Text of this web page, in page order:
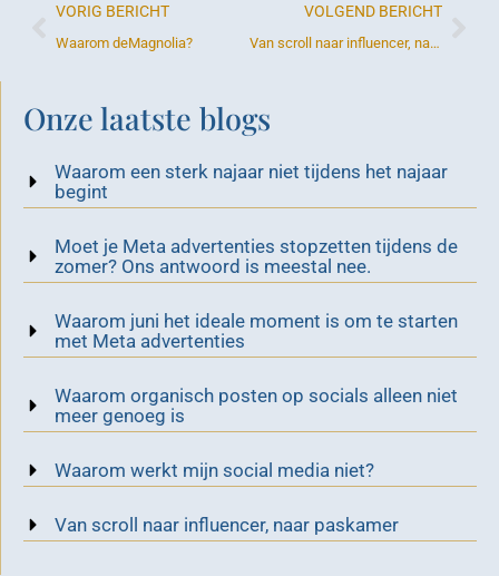
VORIG BERICHT
Waarom deMagnolia?
VOLGEND BERICHT
Van scroll naar influencer, naar paskamer
Onze laatste blogs
Waarom een sterk najaar niet tijdens het najaar
begint
Moet je Meta advertenties stopzetten tijdens de
zomer? Ons antwoord is meestal nee.
Waarom juni het ideale moment is om te starten
met Meta advertenties
Waarom organisch posten op socials alleen niet
meer genoeg is
Waarom werkt mijn social media niet?
Van scroll naar influencer, naar paskamer